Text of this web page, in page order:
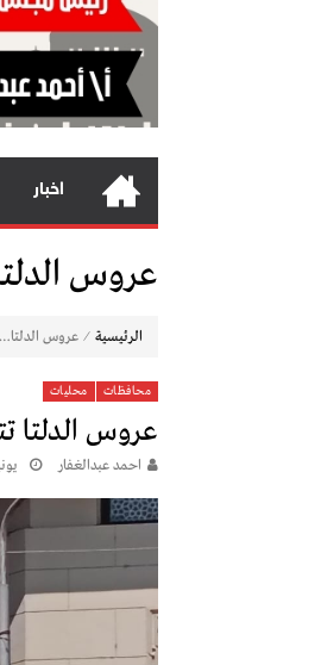
اخبار
عروس
الرئيسية ⁄ عروس
محافظات محليات
عروس الدلتا
احمد عبدالغفار يونيو